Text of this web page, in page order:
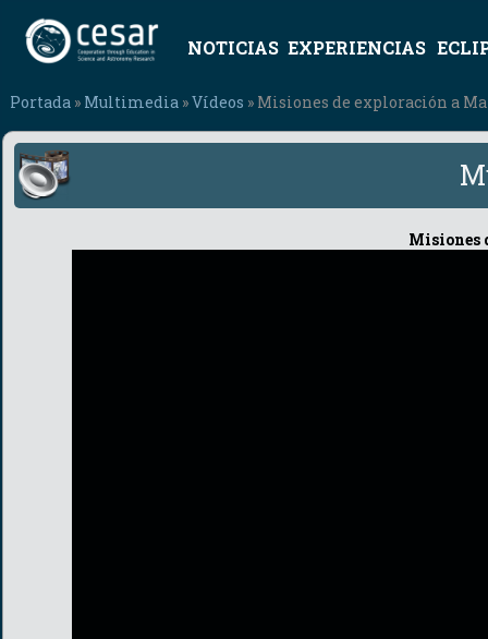
NOTICIAS EXPERIENCIAS
Portada » Multimedia »Vídeos » Misiones de exploración a
Misiones